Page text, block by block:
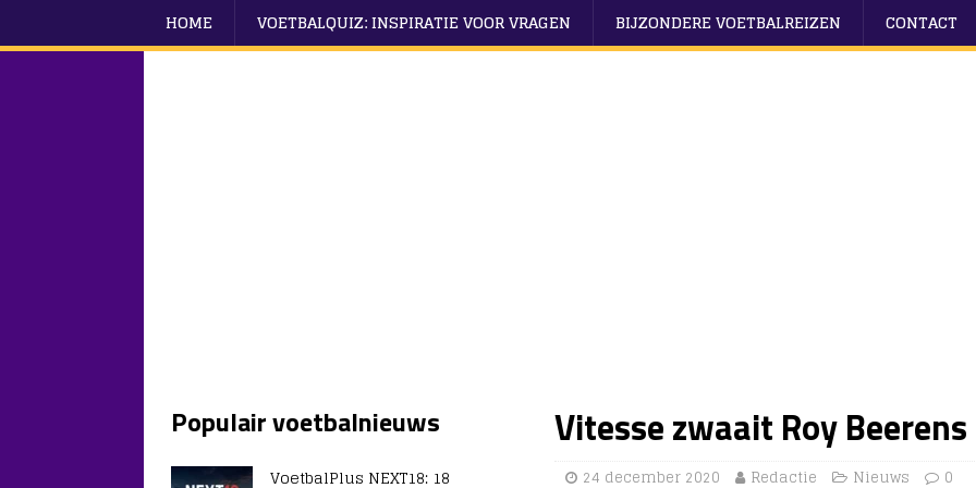
HOME VOETBALQUIZ: INSPIRATIE VOOR VRAGEN BIJZONDERE VOETBALREIZEN CONTACT
Vitesse zwaait Roy
24 december 2020 Redactie Nieuws 0
Populair voetbalnieuws
VoetbalPlus NEXT18: 18